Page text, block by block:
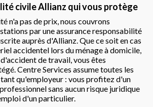
civile Allianz qui vous protège
n'a pas de prix, nous couvrons
par une assurance responsabilité
auprès d'Allianz. Que ce soit en cas
accidentel lors du ménage à domicile,
de travail, vous êtes
Centre Services assume toutes les
qu'employeur : vous profitez d'un
sans aucun risque juridique
d'un particulier.